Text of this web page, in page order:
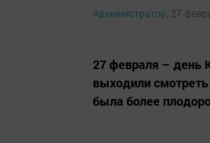
Администратор, 27
27 февраля – день
выходили
была более